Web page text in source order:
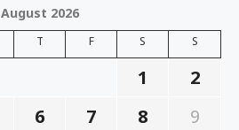
August 2026
T F S S
1
2
6 7 8
9